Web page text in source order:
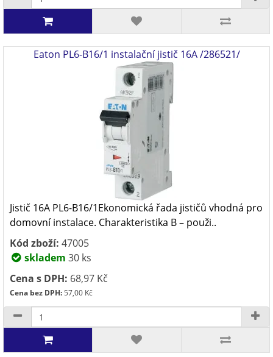
Eaton PL6-B16/1 instalační jistič 16A /286521/
Jistič 16A PL6-B16/1Ekonomická řada jističů vhodná pro
domovní instalace. Charakteristika B – použi..
Kód zboží: 47005
skladem 30 ks
Cena s DPH: 68,97 Kč
Cena bez DPH:57,00 Kč